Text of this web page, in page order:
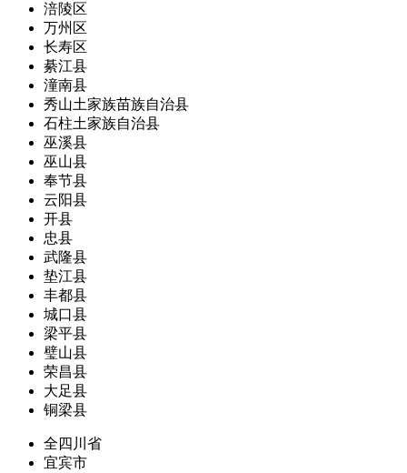
涪陵区
万州区
长寿区
綦江县
潼南县
秀山土家族苗族自治县
石柱土家族自治县
巫溪县
巫山县
奉节县
云阳县
开县
忠县
武隆县
垫江县
丰都县
城口县
梁平县
璧山县
荣昌县
大足县
铜梁县
全四川省
宜宾市